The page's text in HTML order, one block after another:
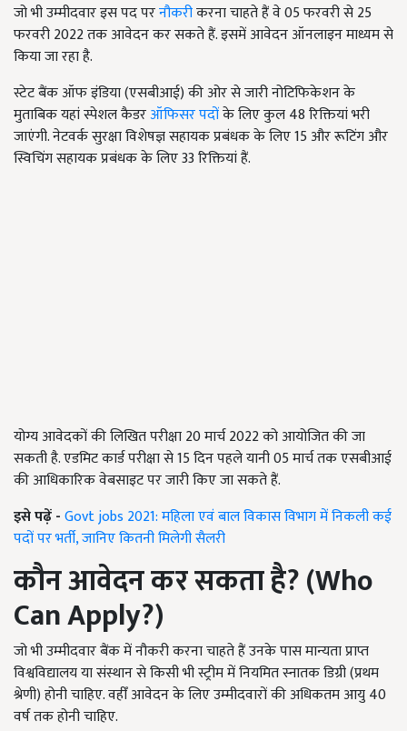
जो भी उम्मीदवार इस पद परनौकरीकरना चाहते हैं वे 05 फरवरी से 25
फरवरी 2022 तक आवेदन कर सकते हैं. इसमें आवेदन ऑनलाइन माध्यम से
किया जा रहा है.
स्टेट बैंक ऑफ इंडिया (एसबीआई) की ओर से जारी नोटिफिकेशन के
मुताबिक यहां स्पेशल कैडरऑफिसर पदोंके लिए कुल 48 रिक्तियां भरी
जाएंगी. नेटवर्क सुरक्षा विशेषज्ञ सहायक प्रबंधक के लिए 15 और रूटिंग और
स्विचिंग सहायक प्रबंधक के लिए 33 रिक्तियां हैं.
योग्य आवेदकों की लिखित परीक्षा 20 मार्च 2022 को आयोजित की जा
सकती है. एडमिट कार्ड परीक्षा से 15 दिन पहले यानी 05 मार्च तक एसबीआई
की आधिकारिक वेबसाइट पर जारी किए जा सकते हैं.
इसे पढ़ें -Govt jobs 2021: महिला एवं बाल विकास विभाग में निकली कई
पदों पर भर्ती, जानिए कितनी मिलेगी सैलरी
कौन आवेदन कर सकता है?(Who
Can Apply?)
जो भी उम्मीदवार बैंक में नौकरी करना चाहते हैं उनके पास मान्यता प्राप्त
विश्वविद्यालय या संस्थान से किसी भी स्ट्रीम में नियमित स्नातक डिग्री (प्रथम
श्रेणी) होनी चाहिए. वहीँ आवेदन के लिए उम्मीदवारों की अधिकतम आयु 40
वर्ष तक होनी चाहिए.